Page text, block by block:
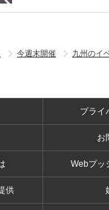
今週末開催 九州のイ
プライ
お
Webプッ
供